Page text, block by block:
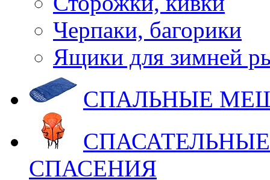
Черпаки, багорики
Ящики для зимней
СПАЛЬНЫЕ
СПАСЕНИЯ